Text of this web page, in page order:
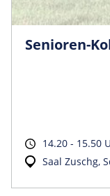
Senioren-
14.20 - 15.50
Saal Zuschg,